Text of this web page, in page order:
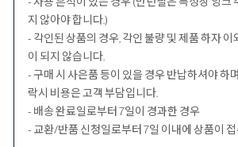
지 않아야 합니다.)
- 각인된 상품의 경우, 각인 불량 및 제품 하자 이
이 되지 않습니다.
- 구매 시 사은품 등이 있을 경우 반납하셔야 하
락시 비용은 고객 부담입니다.
- 배송 완료일로부터 7일이 경과한 경우
- 교환/반품 신청일로부터 7일 이내에 상품이